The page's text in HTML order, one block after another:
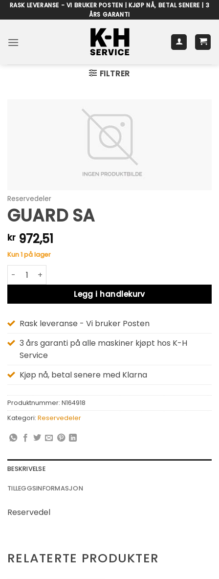
Skip
to
RASK LEVERANSE - VI BRUKER POSTEN | KJØP NÅ, BETAL SENERE | 3
ÅRS GARANTI
FILTRER
Reservedeler
GUARD SA
kr 972,51
Kun 1 på lager
GUARD SA antall
Legg i handlekurv
Alternative:
Rask leveranse - Vi bruker Posten
3 års garanti på alle maskiner kjøpt hos K-H
Service
Kjøp nå, betal senere med Klarna
Produktnummer: N164918
Kategori: Reservedeler
BESKRIVELSE
TILLEGGSINFORMASJON
Reservedel
RELATERTE PRODUKTER